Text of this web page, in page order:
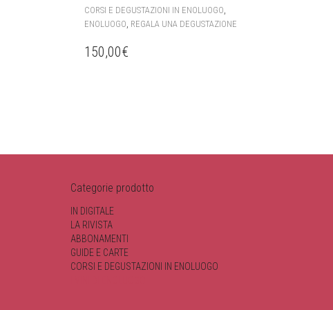
CORSI E DEGUSTAZIONI IN ENOLUOGO
ENOLUOGO REGALA UNA DEGUSTAZIONE
150,00€
Categorie prodotto
IN DIGITALE
LA RIVISTA
ABBONAMENTI
GUIDE E CARTE
CORSI E DEGUSTAZIONI IN ENOLUOGO